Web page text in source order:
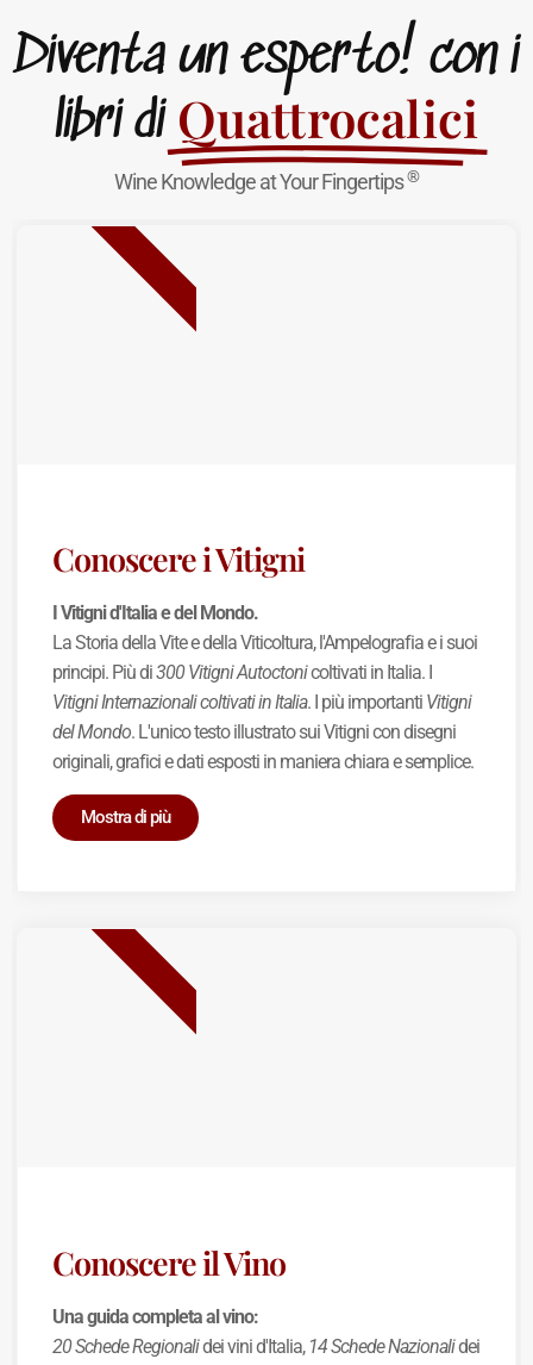
Diventa un esperto! con i
libri di Quattrocalici
Wine Knowledge at Your Fingertips®
Conoscere i Vitigni
I Vitigni d'Italia e del Mondo.
La Storia della Vite e della Viticoltura, l'Ampelografia e i suoi
principi. Più di300 Vitigni Autoctonicoltivati in Italia. I
Vitigni Internazionali coltivati in Italia. I più importanti Vitigni
del Mondo. L'unico testo illustrato sui Vitigni con disegni
originali, grafici e dati esposti in maniera chiara e semplice.
Mostra di più
NUOVA USCITA
Conoscere il Vino
Una guida completa al vino:
20 Schede Regionalidei vini d'Italia, 14 Schede Nazionalidei
BEST SELLER